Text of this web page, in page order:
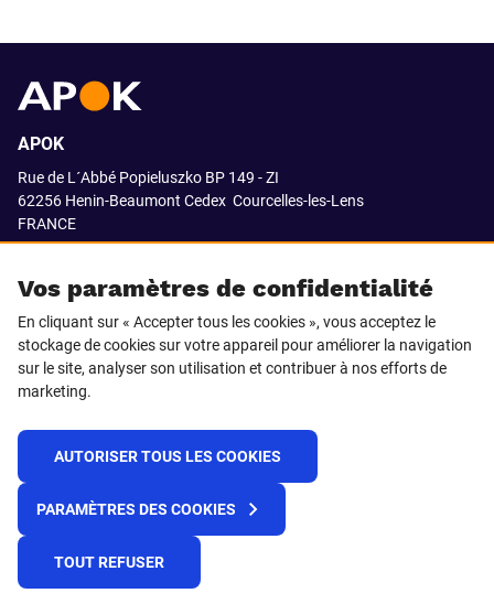
Vos paramètres de confidentialité
En cliquant sur « Accepter tous les cookies », vous acceptez le
stockage de cookies sur votre appareil pour améliorer la navigation
sur le site, analyser son utilisation et contribuer à nos efforts de
marketing.
AUTORISER TOUS LES COOKIES
PARAMÈTRES DES COOKIES
TOUT REFUSER
APOK
Rue de L´Abbé Popieluszko BP 149 - ZI
62256 Henin-Beaumont Cedex Courcelles-les-Lens
FRANCE
SUIVEZ-NOUS SUR
© 2021 APOK